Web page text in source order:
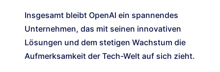
Insgesamt bleibt OpenAI ein spannendes
Unternehmen, das mit seinen innovativen
Lösungen und dem stetigen Wachstum die
Aufmerksamkeit der Tech-Welt auf sich zieht.